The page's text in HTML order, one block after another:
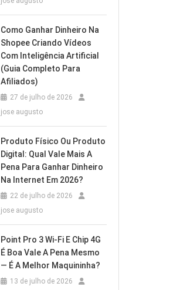
Como Ganhar Dinheiro Na
Shopee Criando Vídeos
Com Inteligência Artificial
(Guia Completo Para
Afiliados)
27 de julho de 2026
jose augusto
Produto Físico Ou Produto
Digital: Qual Vale Mais A
Pena Para Ganhar Dinheiro
Na Internet Em 2026?
22 de julho de 2026
jose augusto
Point Pro 3 Wi‑Fi E Chip 4G
É Boa Vale A Pena Mesmo
— É A Melhor Maquininha?
13 de julho de 2026